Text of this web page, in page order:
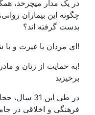
در یک مدار میچرخد،
چگونه این بیماران
بدست گرفته اند؟
!ای مردان با غیرت و
!به حمایت از زنان و
برخیزید
در طی این
فرهنگی و اخلاقی در